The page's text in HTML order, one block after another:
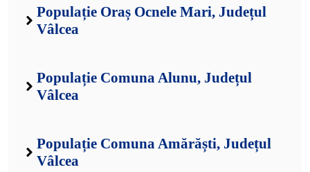
Populație Oraș Ocnele Mari, Județul
Vâlcea
Populație Comuna Alunu, Județul
Vâlcea
Populație Comuna Amărăști, Județul
Vâlcea